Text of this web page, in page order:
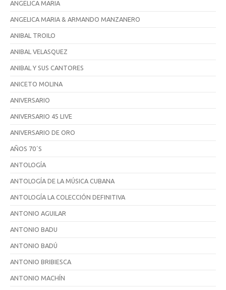
ANGELICA MARIA
ANGELICA MARIA & ARMANDO MANZANERO
ANIBAL TROILO
ANIBAL VELASQUEZ
ANIBAL Y SUS CANTORES
ANICETO MOLINA
ANIVERSARIO
ANIVERSARIO 45 LIVE
ANIVERSARIO DE ORO
AÑOS 70´S
ANTOLOGÍA
ANTOLOGÍA DE LA MÚSICA CUBANA
ANTOLOGÍA LA COLECCIÓN DEFINITIVA
ANTONIO AGUILAR
ANTONIO BADU
ANTONIO BADÚ
ANTONIO BRIBIESCA
ANTONIO MACHÍN